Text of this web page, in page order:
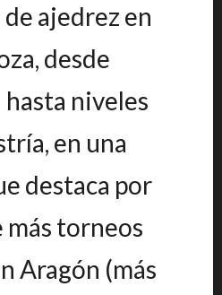
ajedrez en
desde
niveles
en una
destaca por
más torneos
Aragón (más